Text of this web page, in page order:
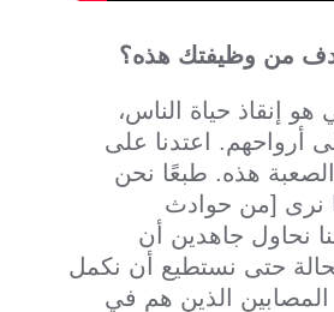
من وظيفتك هذه؟
هو إنقاذ حياة الناس،
أرواحهم. اعتدنا على
هذه. طبعًا نحن
نرى [من حوادث
نحاول جاهدين أن
حتى نستطيع أن نكمل
المصابين الذين هم في